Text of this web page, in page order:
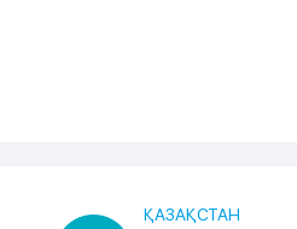
ҚАЗАҚСТАН